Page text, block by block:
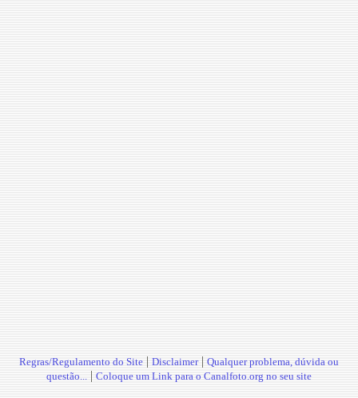
Regras/Regulamento do Site | Disclaimer| Qualquer problema, dúvida ou
questão... | Coloque um Link para o Canalfoto.org no seu site